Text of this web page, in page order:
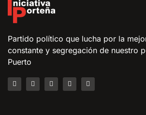
Partido político que lucha por la
constante y segregación de nuestro
Puerto